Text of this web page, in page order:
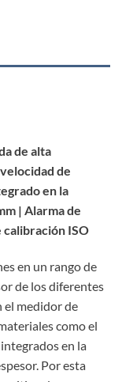
de alta
de
en la
| Alarma de
ISO
en un rango de
de los diferentes
el medidor de
como el
en la
Por esta